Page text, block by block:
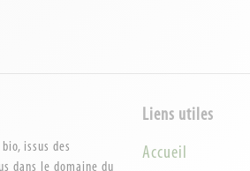
issus des
dans le domaine du
Liens utiles
Accueil